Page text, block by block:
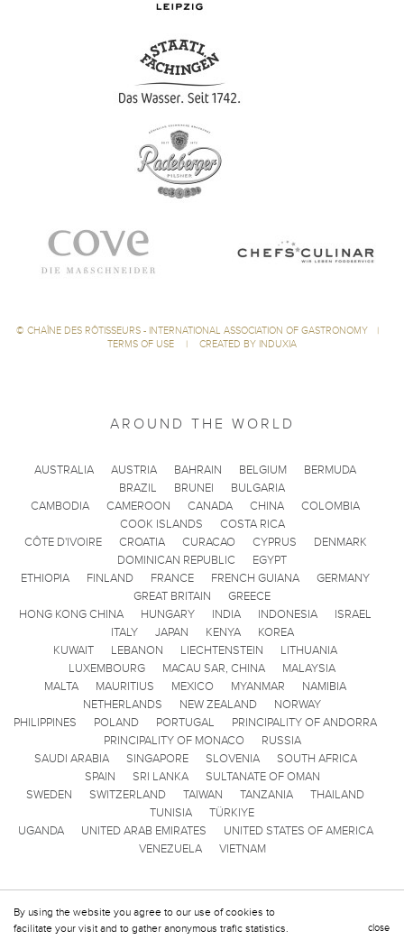
close
By using the website you agree to our use of cookies to
facilitate your visit and to gather anonymous trafic statistics.
© CHAÎNE DES RÔTISSEURS - INTERNATIONAL ASSOCIATION OF GASTRONOMY
|
TERMS OF USE
| CREATED BY INDUXIA
AROUND THE WORLD
AUSTRALIA AUSTRIA BAHRAIN BELGIUM
BERMUDA
BRAZIL
BRUNEI
BULGARIA
CAMBODIA
CAMEROON CANADA CHINA
COLOMBIA
COOK ISLANDS
COSTA RICA
CÔTE D'IVOIRE
CROATIA CURACAO CYPRUS
DENMARK
DOMINICAN REPUBLIC
EGYPT
ETHIOPIA
FINLAND FRANCE FRENCH GUIANA
GERMANY
GREAT BRITAIN
GREECE
HONG KONG CHINA
HUNGARY INDIA INDONESIA
ISRAEL
ITALY
JAPAN KENYA
KOREA
KUWAIT
LEBANON LIECHTENSTEIN
LITHUANIA
LUXEMBOURG
MACAU SAR, CHINA
MALAYSIA
MALTA
MAURITIUS MEXICO MYANMAR
NAMIBIA
NETHERLANDS
NEW ZEALAND
NORWAY
PHILIPPINES
POLAND PORTUGAL
PRINCIPALITY OF ANDORRA
PRINCIPALITY OF MONACO
RUSSIA
SAUDI ARABIA
SINGAPORE SLOVENIA
SOUTH AFRICA
SPAIN
SRI LANKA
SULTANATE OF OMAN
SWEDEN
SWITZERLAND TAIWAN TANZANIA
THAILAND
TUNISIA
TÜRKIYE
UGANDA
UNITED ARAB EMIRATES
UNITED STATES OF AMERICA
VENEZUELA
VIETNAM